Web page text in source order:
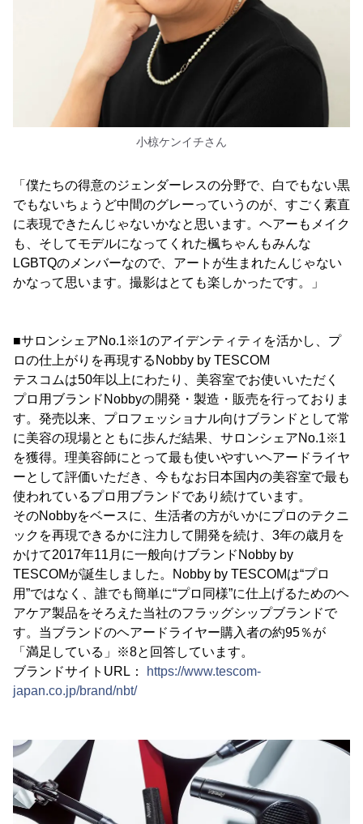
小椋ケンイチさん
「僕たちの得意のジェンダーレスの分野で、白でもない黒
でもないちょうど中間のグレーっていうのが、すごく素直
に表現できたんじゃないかなと思います。ヘアーもメイク
も、そしてモデルになってくれた楓ちゃんもみんな
LGBTQのメンバーなので、アートが生まれたんじゃない
かなって思います。撮影はとても楽しかったです。」
■サロンシェアNo.1※1のアイデンティティを活かし、プ
ロの仕上がりを再現するNobby by TESCOM
テスコムは50年以上にわたり、美容室でお使いいただく
プロ用ブランドNobbyの開発・製造・販売を行っておりま
す。発売以来、プロフェッショナル向けブランドとして常
に美容の現場とともに歩んだ結果、サロンシェアNo.1※1
を獲得。理美容師にとって最も使いやすいヘアードライヤ
ーとして評価いただき、今もなお日本国内の美容室で最も
使われているプロ用ブランドであり続けています。
そのNobbyをベースに、生活者の方がいかにプロのテクニ
ックを再現できるかに注力して開発を続け、3年の歳月を
かけて2017年11月に一般向けブランドNobby by
TESCOMが誕生しました。Nobby by TESCOMは“プロ
用”ではなく、誰でも簡単に“プロ同様”に仕上げるためのヘ
アケア製品をそろえた当社のフラッグシップブランドで
す。当ブランドのヘアードライヤー購入者の約95％が
「満足している」※8と回答しています。
ブランドサイトURL：
https://www.tescom-
japan.co.jp/brand/nbt/